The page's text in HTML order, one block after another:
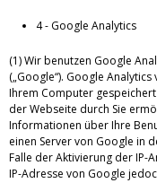
4 - Google Analytics
(1) Wir benutzen Google
(„Google“). Google
Ihrem Computer
der Webseite durch Sie
Informationen über Ihre
einen Server von Google in
Falle der Aktivierung der IP-
IP-Adresse von Google